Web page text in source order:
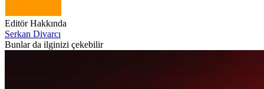
Editör Hakkında
Serkan Divarcı
Bunlar da ilginizi çekebilir